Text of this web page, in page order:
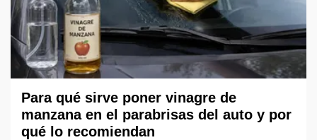
Para qué sirve poner vinagre de
manzana en el parabrisas del auto y por
qué lo recomiendan